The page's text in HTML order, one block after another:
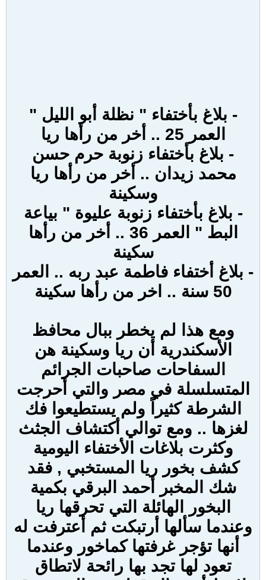
- بلاغ بأختفاء " نظلة أبو الليل "
العمر 25 .. أخر من رأها ريا
- بلاغ بأختفاء زنوبة حرم حسن
محمد زيدان .. أخر من رأها ريا
وسكينة
- بلاغ بأختفاء زنوبة عليوة " بياعة
البط " العمر 36 .. أخر من رأها
سكينة
- بلاغ أختفاء فاطمة عبد ربه .. العمر
50 سنة .. اخر من رأها سكينة
ومع هذا لم يخطر ببال محافظ
الأسكندرية أن ريا وسكينة هن
السفاحات صاحبات الجرائم
المتسلسلة في مصر والتي أحرجت
الشرطة كثيراً ولم يستطيعوا فك
لغزها .. ومع توالي أكتشاف الجثث
وكثرت بلاغات الأختفاء اليومية
كشف بخور ريا المستخبي , فقد
شك المخبر أحمد البرقي بكمية
البخور الهائلة التي تحرقها ريا
وعندما سألها أرتبكت ثم أعترفت له
أنها تؤجر غرفتها كماخور وعندما
تعود لها تجد بها رائحة لاتطاق